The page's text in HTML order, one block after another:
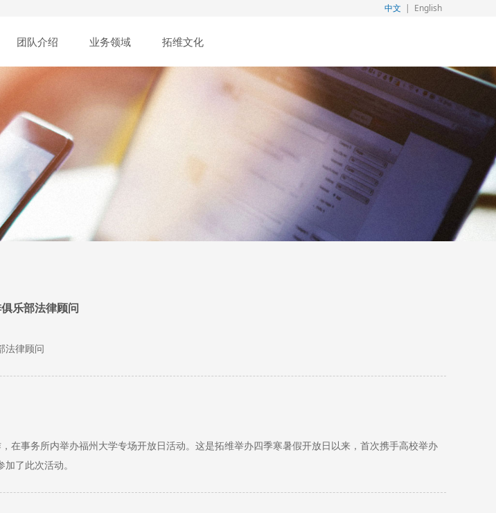
中文 | English
团队介绍 业务领域 拓维文化
乐部法律顾问
法律顾问
在事务所内举办福州大学专场开放日活动。这是拓维举办四季寒暑假开放日以来，首次携手高校举办
了此次活动。